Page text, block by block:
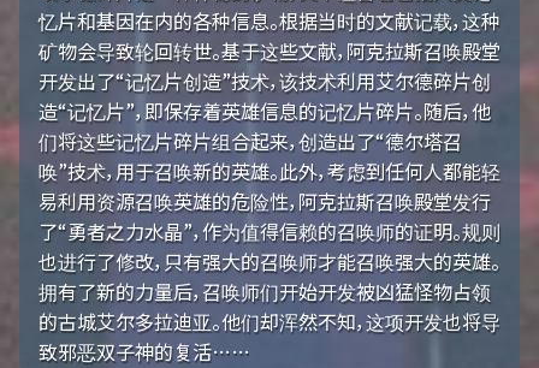
忆片和基因在内的各种信息。根据当时的文献记载，这种
矿物会导致轮回转世。基于这些文献，阿克拉斯召唤殿堂
开发出了“记忆片创造”技术，该技术利用艾尔德碎片创
造“记忆片”，即保存着英雄信息的记忆片碎片。随后，他
们将这些记忆片碎片组合起来，创造出了“德尔塔召
唤”技术，用于召唤新的英雄。此外，考虑到任何人都能轻
易利用资源召唤英雄的危险性，阿克拉斯召唤殿堂发行
了“勇者之力水晶”，作为值得信赖的召唤师的证明。规则
也进行了修改，只有强大的召唤师才能召唤强大的英雄。
拥有了新的力量后，召唤师们开始开发被凶猛怪物占领
的古城艾尔多拉迪亚。他们却浑然不知，这项开发也将导
致邪恶双子神的复活……